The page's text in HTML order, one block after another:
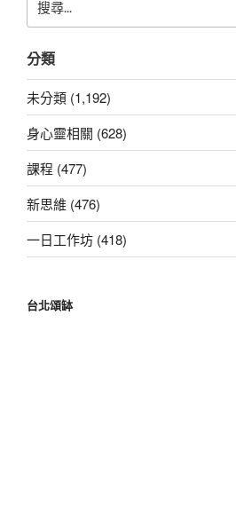
尋
鍵
字:
分類
未分類 (1,192)
身心靈相關 (628)
課程 (477)
新思維 (476)
一日工作坊 (418)
台北頌缽